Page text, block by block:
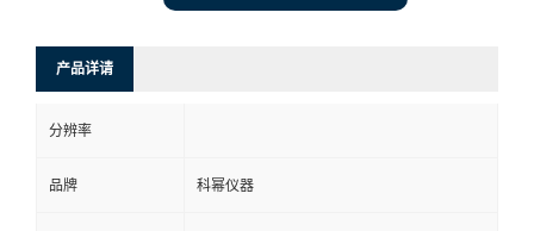
产品详请
分辨率
品牌 科幂仪器